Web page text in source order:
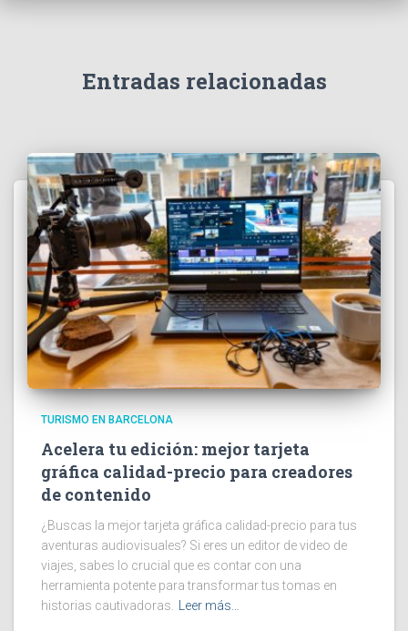
Entradas relacionadas
TURISMO EN BARCELONA
Acelera tu edición: mejor tarjeta
gráfica calidad-precio para creadores
de contenido
¿Buscas la mejor tarjeta gráfica calidad-precio para tus
aventuras audiovisuales? Si eres un editor de video de
viajes, sabes lo crucial que es contar con una
herramienta potente para transformar tus tomas en
historias cautivadoras.
Leer más…